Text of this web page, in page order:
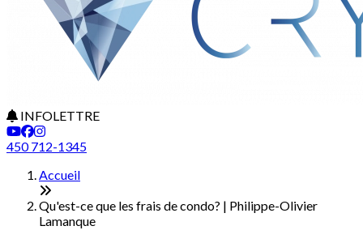
INFOLETTRE
450 712-1345
Accueil
Qu'est-ce que les frais de condo? | Philippe-Olivier
Lamanque